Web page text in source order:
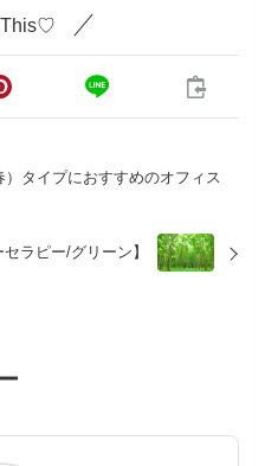
This♡
タイプにおすすめのオフィス
ラピー/グリーン】